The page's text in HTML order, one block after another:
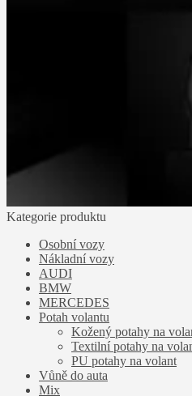
Kategorie produktu
Osobní vozy
Nákladní vozy
AUDI
BMW
MERCEDES
Potah volantu
Kožený potahy na
Textilní potahy na
PU potahy na volant
Vůně do auta
Mix